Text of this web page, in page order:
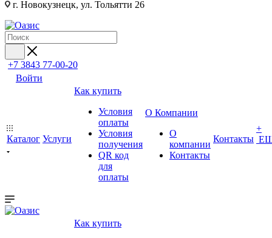
г. Новокузнецк, ул. Тольятти 26
+7 3843 77-00-20
Войти
Каталог Услуги
Как купить
Условия
оплаты
Условия
получения
QR код
для
оплаты
О Компании
О
компании
Контакты
Контакты
+
Как купить